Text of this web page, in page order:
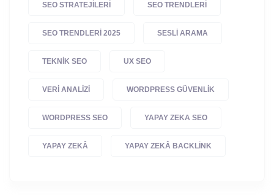
SEO STRATEJILERI SEO TRENDLERI
SEO TRENDLERI 2025 SESLI ARAMA
TEKNIK SEO UX SEO
VERI ANALIZI WORDPRESS GÜVENLIK
WORDPRESS SEO YAPAY ZEKA SEO
YAPAY ZEKÂ YAPAY ZEKÂ BACKLINK